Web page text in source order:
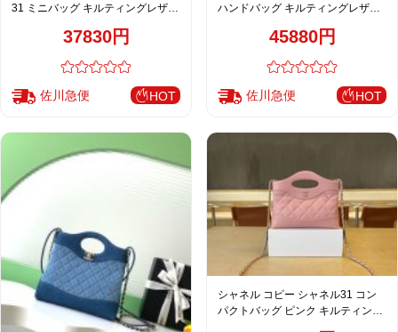
31 ミニバッグ キルティングレザー
37830円
佐川急便 HOT
ハンドバッグ キルティングレザー
45880円
佐川急便 HOT
シャネル コピー シャネル31 コン
パクトバッグ ピンク キルティング